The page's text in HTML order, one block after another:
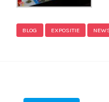
BLOG EXPOSITIE